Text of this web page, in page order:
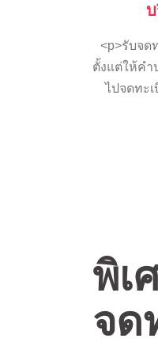
<p>รับจด
ตั้งแต่ให้คำ
ไปจดทะ
พิเ
จด